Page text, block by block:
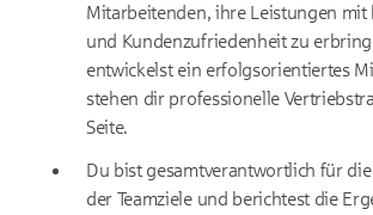
Mitarbeitenden, ihre Leistungen mit
und Kundenzufriedenheit zu
entwickelst ein erfolgsorientiertes
stehen dir professionelle
Seite.
Du bist gesamtverantwortlich für
der Teamziele und berichtest die